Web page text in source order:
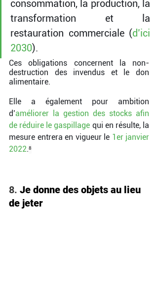
consommation, la production, la
transformation et la
restauration commerciale (d’ici
2030).
Ces obligations concernent la non-
destruction des invendus et le don
alimentaire.
Elle a également pour ambition
d’améliorer la gestion des stocks afin
de réduire le gaspillage qui en résulte, la
mesure entrera en vigueur le 1er janvier
2022.⁸
8. Je donne des objets au lieu
de jeter